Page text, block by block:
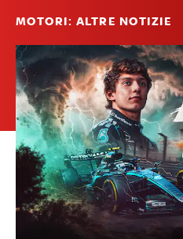
MOTORI: ALTRE NOTIZIE